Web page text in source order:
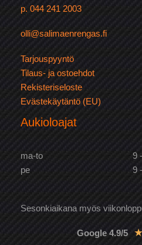
p. 044 241 2003
olli@salimaenrengas.fi
Tarjouspyyntö
Tilaus- ja ostoehdot
Rekisteriseloste
Evästekäytäntö (EU)
Aukioloajat
ma-to
9
pe
9
Sesonkiaikana myös
Google 4.9/5 ★